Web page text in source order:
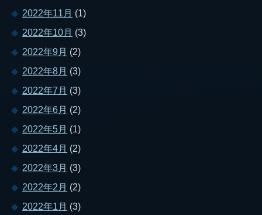
2022年11月 (1)
2022年10月 (3)
2022年9月 (2)
2022年8月 (3)
2022年7月 (3)
2022年6月 (2)
2022年5月 (1)
2022年4月 (2)
2022年3月 (3)
2022年2月 (2)
2022年1月 (3)